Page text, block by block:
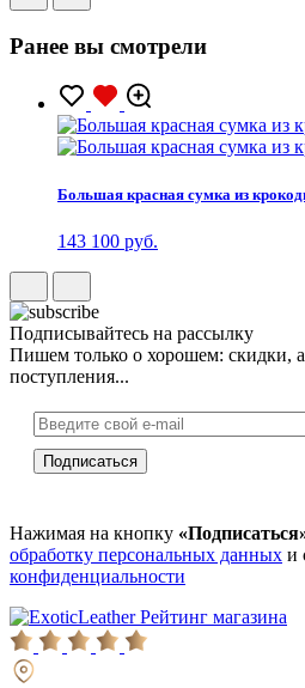
Ранее вы смотрели
Большая красная сумка из
143 100 руб.
Подписывайтесь на рассылку
Пишем только о хорошем: скидки,
поступления...
Нажимая на кнопку
обработку персональных данных и
конфиденциальности
Рейтинг магазина